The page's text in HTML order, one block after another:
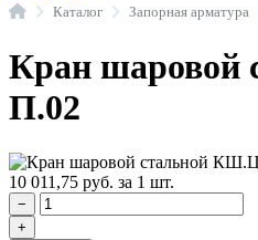
ГлавнаяКаталог Запорная арматура
Кран шаровой
П.02
10 011,75 руб. за 1 шт.
−
+